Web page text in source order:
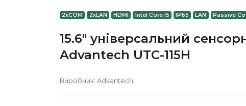
2xCOM 2xLAN HDMI Intel Core i5 IP65 LAN Passive
15.6" універсальний
Advantech UTC-115H
Виробник: Advantech